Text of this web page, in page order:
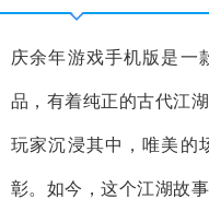
庆余年游戏手机版是一
品，有着纯正的古代江
玩家沉浸其中，唯美的
彰。如今，这个江湖故